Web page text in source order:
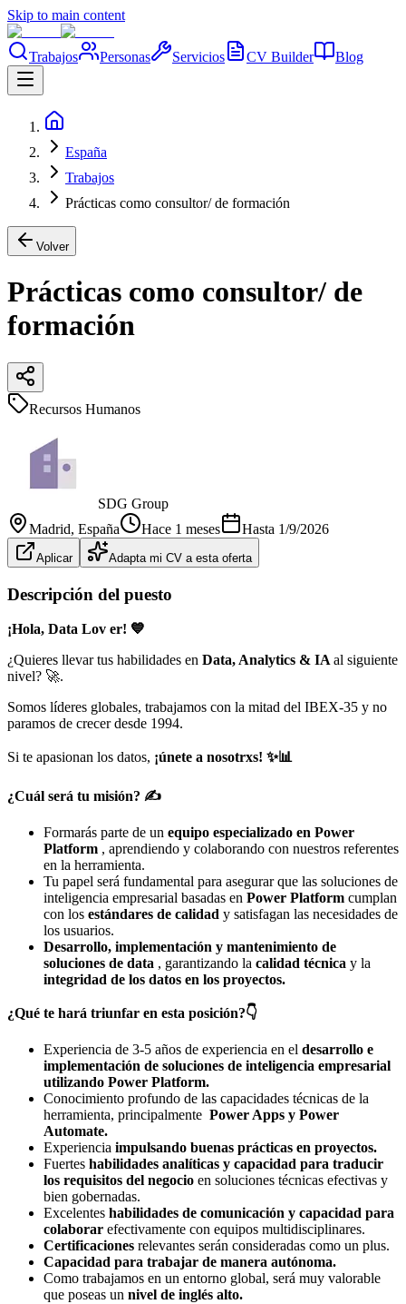
Skip to main content
Trabajos Personas Servicios CV Builder Blog
España
Trabajos
Prácticas como consultor/ de formación
Volver
Prácticas como consultor/ de
formación
Recursos Humanos
SDG Group
Madrid, España Hace 1 meses Hasta 1/9/2026
Aplicar Adapta mi CV a esta oferta
Descripción del puesto
¡Hola, Data Lov er! 💙
¿Quieres llevar tus habilidades en Data, Analytics & IA al siguiente
nivel? 🚀.
Somos líderes globales, trabajamos con la mitad del IBEX-35 y no
paramos de crecer desde 1994.
Si te apasionan los datos, ¡únete a nosotrxs! ✨📊
¿Cuál será tu misión? ✍
Formarás parte de un equipo especializado en Power
Platform , aprendiendo y colaborando con nuestros referentes
en la herramienta.
Tu papel será fundamental para asegurar que las soluciones de
inteligencia empresarial basadas en Power Platform cumplan
con los estándares de calidad y satisfagan las necesidades de
los usuarios.
Desarrollo, implementación y mantenimiento de
soluciones de data , garantizando la calidad técnica y la
integridad de los datos en los proyectos.
¿Qué te hará triunfar en esta posición?👇
Experiencia de 3-5 años de experiencia en el desarrollo e
implementación de soluciones de inteligencia empresarial
utilizando Power Platform.
Conocimiento profundo de las capacidades técnicas de la
herramienta, principalmente Power Apps y Power
Automate.
Experiencia impulsando buenas prácticas en proyectos.
Fuertes habilidades analíticas y capacidad para traducir
los requisitos del negocio en soluciones técnicas efectivas y
bien gobernadas.
Excelentes habilidades de comunicación y capacidad para
colaborar efectivamente con equipos multidisciplinares.
Certificaciones relevantes serán consideradas como un plus.
Capacidad para trabajar de manera autónoma.
Como trabajamos en un entorno global, será muy valorable
que poseas un nivel de inglés alto.